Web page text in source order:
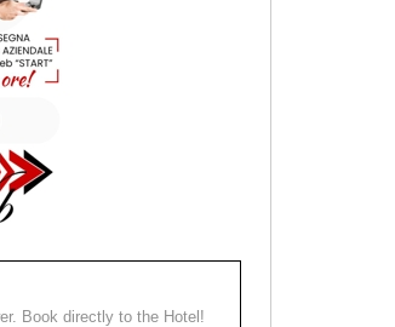
Book directly to the Hotel!